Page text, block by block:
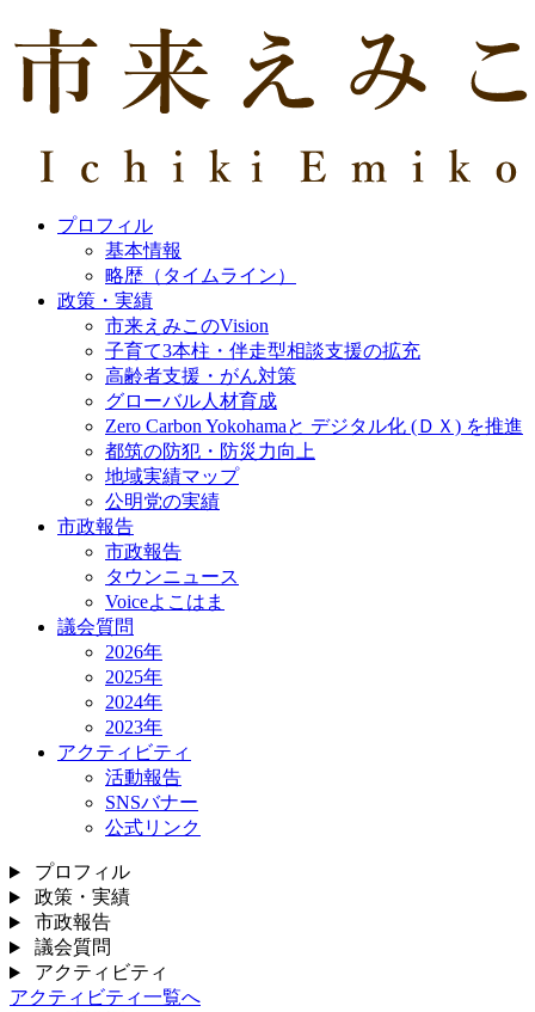
プロフィル
基本情報
略歴（タイムライン）
政策・実績
市来えみこのVision
子育て3本柱・伴走型相談支援の拡充
高齢者支援・がん対策
グローバル人材育成
Zero Carbon Yokohamaと デジタル化 (ＤＸ) を推進
都筑の防犯・防災力向上
地域実績マップ
公明党の実績
市政報告
市政報告
タウンニュース
Voiceよこはま
議会質問
2026年
2025年
2024年
2023年
アクティビティ
活動報告
SNSバナー
公式リンク
プロフィル
政策・実績
市政報告
議会質問
アクティビティ
アクティビティ一覧へ